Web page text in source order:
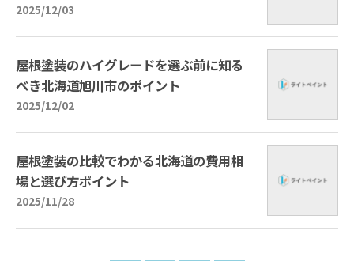
2025/12/03
屋根塗装のハイグレードを選ぶ前に知る
べき北海道旭川市のポイント
2025/12/02
屋根塗装の比較でわかる北海道の費用相
場と選び方ポイント
2025/11/28